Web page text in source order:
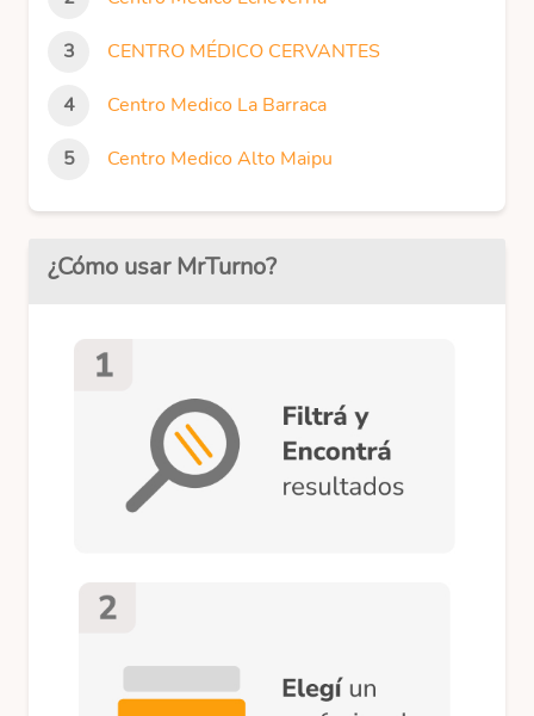
CENTRO MÉDICO CERVANTES
Centro Medico La Barraca
Centro Medico Alto Maipu
¿Cómo usar MrTurno?